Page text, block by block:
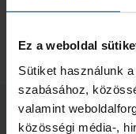
Ez a weboldal
Sütiket használunk
szabásához,
valamint
közösségi média-,
Összesen
Kapcsolódó